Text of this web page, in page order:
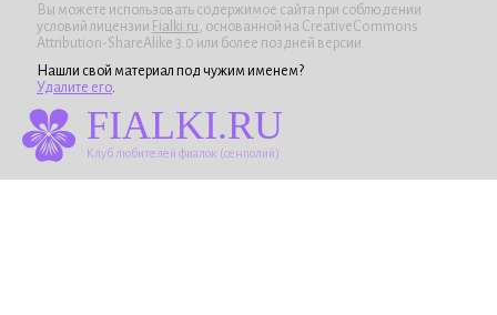
Вы можете использовать содержимое сайта при соблюдении
условий лицензии Fialki.ru , основанной на CreativeCommons
Attribution-ShareAlike 3.0 или более поздней версии.
Нашли свой материал под чужим именем?
Удалите его
FIALKI.RU
Клуб любителей фиалок (сенполий)